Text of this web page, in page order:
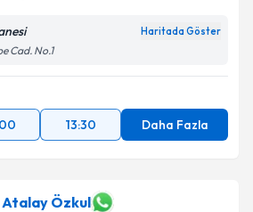
Haritada Göster
Cad. No.1
13:30 Daha Fazla
Atalay Özkul